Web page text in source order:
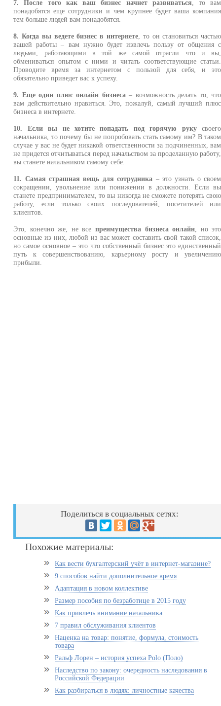
7. После того как ваш бизнес начнет развиваться , то вам
понадобятся еще сотрудники и чем крупнее будет ваша компания
тем больше людей вам понадобятся.
8. Когда вы ведете бизнес в интернете , то он становиться частью
вашей работы – вам нужно будет извлечь пользу от общения с
людьми, работающими в той же самой отрасли что и вы,
обмениваться опытом с ними и читать соответствующие статьи.
Проводите время за интернетом с пользой для себя, и это
обязательно приведет вас к успеху.
9. Еще один плюс онлайн бизнеса – возможность делать то, что
вам действительно нравиться. Это, пожалуй, самый лучший плюс
бизнеса в интернете.
10. Если вы не хотите попадать под горячую рукусвоего
начальника, то почему бы не попробовать стать самому им? В таком
случае у вас не будет никакой ответственности за подчиненных, вам
не придется отчитываться перед начальством за проделанную работу,
вы станете начальником самому себе.
11. Самая страшная вещь для сотрудника – это узнать о своем
сокращении, увольнение или понижении в должности. Если вы
станете предпринимателем, то вы никогда не сможете потерять свою
работу, если только своих последователей, посетителей или
клиентов.
Это, конечно же, не все преимущества бизнеса онлайн , но это
основные из них, любой из вас может составить свой такой список,
но самое основное – это что собственный бизнес это единственный
путь к совершенствованию, карьерному росту и увеличению
прибыли.
Поделиться в социальных сетях:
Похожие материалы:
Как вести бухгалтерский учёт в интернет-магазине?
9 способов найти дополнительное время
Адаптация в новом коллективе
Размер пособия по безработице в 2015 году
Как привлечь внимание начальника
7 правил обслуживания клиентов
Наценка на товар: понятие, формула, стоимость
товара
Ральф Лорен – история успеха Polo (Поло)
Наследство по закону: очередность наследования в
Российской Федерации
Как разбираться в людях: личностные качества